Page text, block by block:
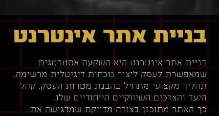
בניית אתר אינטרנט
בניית אתר אינטרנט היא השקעה אסטרטגית
שמאפשרת לעסק ליצור נוכחות דיגיטלית מרשימה.
תהליך מקצועי מתחיל בהבנת מטרות העסק, קהל
היעד והצרכים השיווקיים הייחודיים שלו.
כך האתר מתוכנן בצורה מדויקת שמדגישה את